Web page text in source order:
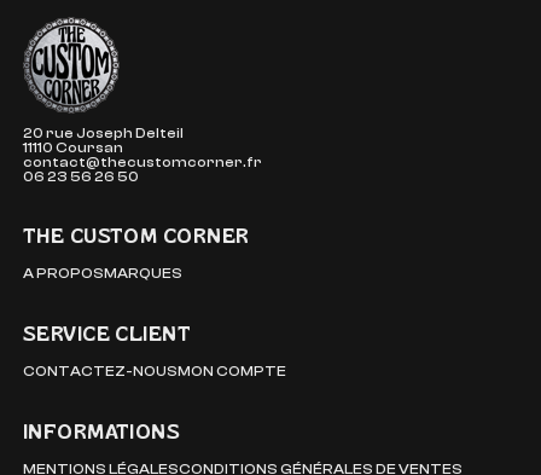
The Custom Corner
20 rue Joseph Delteil
11110 Coursan
contact@thecustomcorner.fr
06 23 56 26 50
THE CUSTOM CORNER
A PROPOSMARQUES
SERVICE CLIENT
CONTACTEZ-NOUSMON COMPTE
INFORMATIONS
MENTIONS LÉGALESCONDITIONS GÉNÉRALES DE VENTES